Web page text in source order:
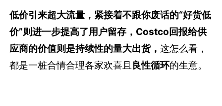
低价引来超大流量， 紧接着不跟你废话的“好货低
价”则进一步提高了用户留存， Costco回报给供
应商的价值则是持续性的量大出货，这怎么看，
都是一桩合情合理各家欢喜且 良性循环的生意。